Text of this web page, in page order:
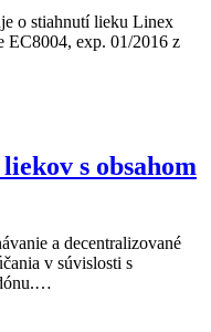
o stiahnutí lieku Linex
EC8004, exp. 01/2016 z
s obsahom
a decentralizované
v súvislosti s